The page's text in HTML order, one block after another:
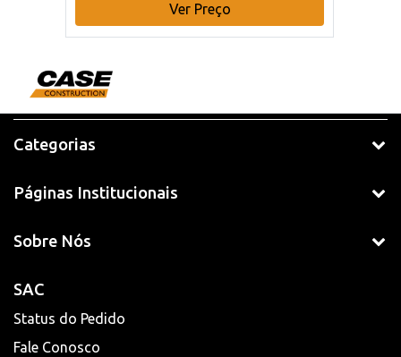
Ver Preço
Categorias
Páginas Institucionais
Sobre Nós
SAC
Status do Pedido
Fale Conosco